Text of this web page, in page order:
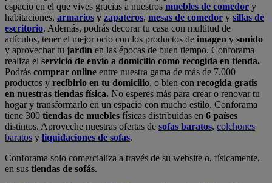
espacio en el que vives gracias a nuestros muebles de comedor y
habitaciones, armarios y zapateros, mesas de comedor y sillas de
escritorio. Además, podrás decorar tu casa con multitud de
artículos, tener el mejor ocio con los productos de imagen y sonido
y aprovechar tu jardín en las épocas de buen tiempo. Conforama
realiza el servicio de envío a domicilio como recogida en tienda.
Podrás comprar online entre nuestra gama de más de 7.000
productos y recibirlo en tu domicilio, o bien con recogida gratis
en nuestras tiendas física. No esperes más para crear o renovar tu
hogar y transformarlo en un espacio con mucho estilo. Conforama
tiene 300 tiendas de muebles físicas distribuidas en 6 países
distintos. Aproveche nuestras ofertas de sofas baratos, colchones
baratos y liquidaciones de sofas.
Conforama solo comercializa a través de su website o, físicamente,
en sus tiendas de sofás.